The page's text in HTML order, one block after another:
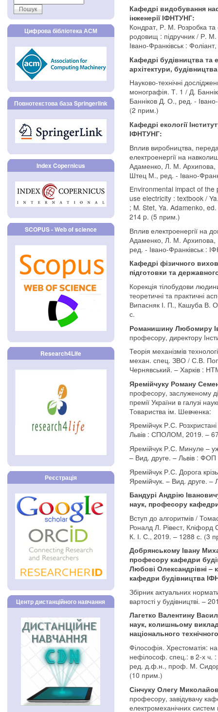
Цифрова бібліотека АСМ
Повнотекстова база Springerlink
Index Copernicus
SCOPUS - Web of science
Research4Life
Реєстрація
Центр дистанційного навчання
Кафедрі видобування
інженерії ІФНТУНГ:
Кондрат, Р. М. Розробка та
родовищ : підручник / Р.
Івано-Франківськ :
Кафедрі будівництва та
архітектури,
Науково-технічні
монографія. Т. 1 / Д.
Банніков Д. О., ред. -
(2 прим.)
Кафедрі екології
ІФНТУНГ:
Вплив виробництва,
електроенергії на
Адаменко, Л. М. Архипова,
Штец М., ред. - Івано-
Environmental impact of
use electricity : textbook /
; M. Stet, Ya. Adamenko,
214 p. (5 прим.)
Вплив електроенергії на
Адаменко, Л. М. Архипова,
ред. - Івано-Франківськ :
Кафедрі фізичного
підготовки та
Корекція тілобудови
теоретичні та практичні
Випасняк І. П., Кашуба В.
с.
Романишину Любомиру
професору, директору
Теорія механізмів
механ. спец. ЗВО / С.В.
Чернявський. – Харків :
Яремійчуку Роману
професору, заслуженому
премії України в галузі
Товариства ім. Шевченка:
Яремійчук Р.С.
Львів : СПОЛОМ, 2019. –
Яремійчук Р.С. Минуле –
– Вид. друге. – Львів :
Яремійчук Р.С. Дорога
Яремійчук. – Вид. друге.
Бандурі Андрію
наук, професору
Вступ до алгоритмів /
Роналд Л. Рівест, Кліфорд
К. І. С., 2019. – 1288 с. (3
Добрянському Івану
професору кафедри
Любові Олександрівні –
кафедри будівництва
Збірник актуальних
вартості у будівництві. –
Лагетко Валентину
наук, колишньому
національного
Філософія. Хрестоматія:
нефілософ. спец.: в 2-х ч.
ред. д.ф.н., проф. М.
(10 прим.)
Сінчуку Олегу
професору, завідувачу
електромеханічних